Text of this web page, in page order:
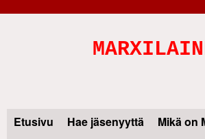
Skip
Etusivu Hae jäsenyyttä Mikä on